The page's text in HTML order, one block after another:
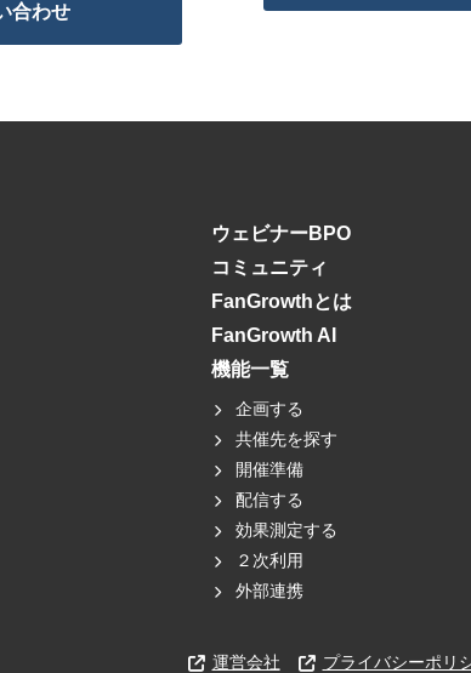
合わせ
ウェビナーBPO
コミュニティ
FanGrowthとは
FanGrowth AI
機能一覧
企画する
共催先を探す
開催準備
配信する
効果測定する
２次利用
外部連携
運営会社 プライバシーポリ